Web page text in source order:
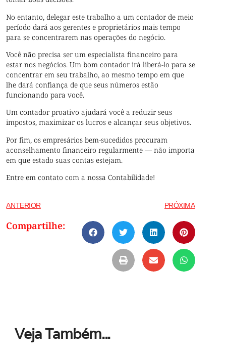
No entanto, delegar este trabalho a um contador de meio
período dará aos gerentes e proprietários mais tempo
para se concentrarem nas operações do negócio.
Você não precisa ser um especialista financeiro para
estar nos negócios. Um bom contador irá liberá-lo para se
concentrar em seu trabalho, ao mesmo tempo em que
lhe dará confiança de que seus números estão
funcionando para você.
Um contador proativo ajudará você a reduzir seus
impostos, maximizar os lucros e alcançar seus objetivos.
Por fim, os empresários bem-sucedidos procuram
aconselhamento financeiro regularmente — não importa
em que estado suas contas estejam.
Entre em contato com a nossa Contabilidade!
ANTERIOR PRÓXIMA
Compartilhe:
Veja Também...